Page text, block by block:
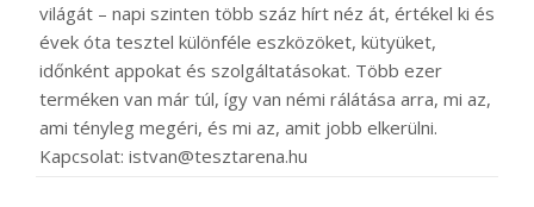
világát – napi szinten több száz hírt néz át, értékel ki és
évek óta tesztel különféle eszközöket, kütyüket,
időnként appokat és szolgáltatásokat. Több ezer
terméken van már túl, így van némi rálátása arra, mi az,
ami tényleg megéri, és mi az, amit jobb elkerülni.
Kapcsolat: istvan@tesztarena.hu